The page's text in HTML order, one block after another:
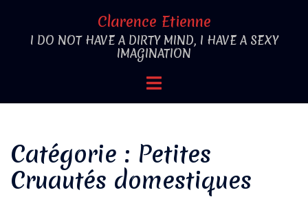
contenu
Clarence Etienne
I DO NOT HAVE A DIRTY MIND, I HAVE A SEXY
IMAGINATION
Ouvrir/fermer
Catégorie : Petites
Cruautés domestiques